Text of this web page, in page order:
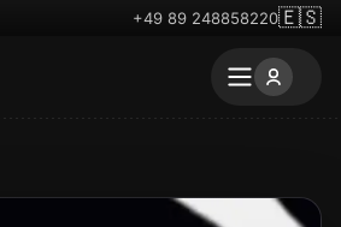
+49 89 248858220🇪🇸